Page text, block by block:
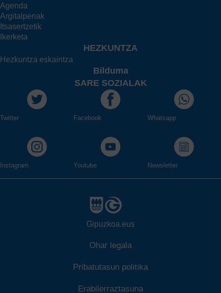
Agenda
Argitalpenak
Itsasertzetik
Ikerketa
HEZKUNTZA
Hezkuntza eskaintza
Bilduma
SARE SOZIALAK
Twitter Facebook Whatsapp
Instagram Youtube Newsletter
Gipuzkoa.eus
Ohar legala
Pribatutasun politika
Erabilerraztasuna